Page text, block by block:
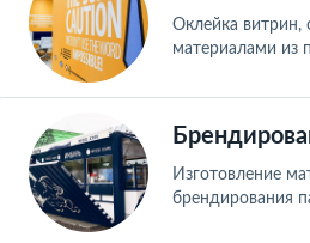
Оклейка витрин,
материалами из
Изготовление
брендирования